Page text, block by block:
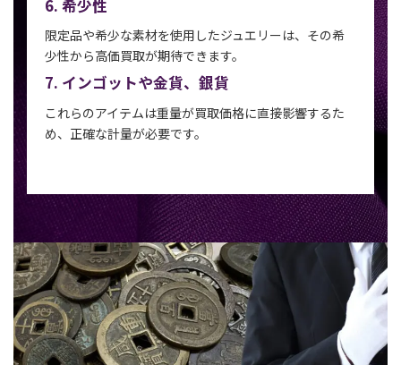
6. 希少性
限定品や希少な素材を使用したジュエリーは、その希
少性から高価買取が期待できます。
7. インゴットや金貨、銀貨
これらのアイテムは重量が買取価格に直接影響するた
め、正確な計量が必要です。